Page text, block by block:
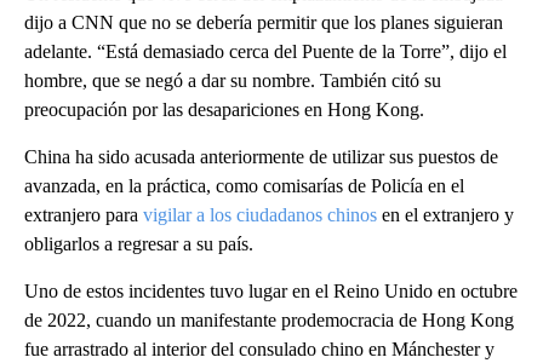
dijo a CNN que no se debería permitir que los planes siguieran
adelante. “Está demasiado cerca del Puente de la Torre”, dijo el
hombre, que se negó a dar su nombre. También citó su
preocupación por las desapariciones en Hong Kong.
China ha sido acusada anteriormente de utilizar sus puestos de
avanzada, en la práctica, como comisarías de Policía en el
extranjero para vigilar a los ciudadanos chinos en el extranjero y
obligarlos a regresar a su país.
Uno de estos incidentes tuvo lugar en el Reino Unido en octubre
de 2022, cuando un manifestante prodemocracia de Hong Kong
fue arrastrado al interior del consulado chino en Mánchester y